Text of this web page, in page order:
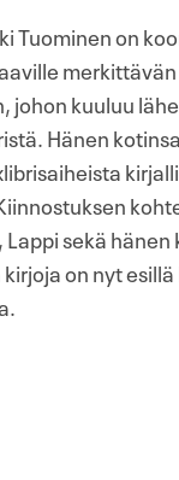
Tuominen on
merkittävän
johon kuuluu
Hänen
sekä
on nyt